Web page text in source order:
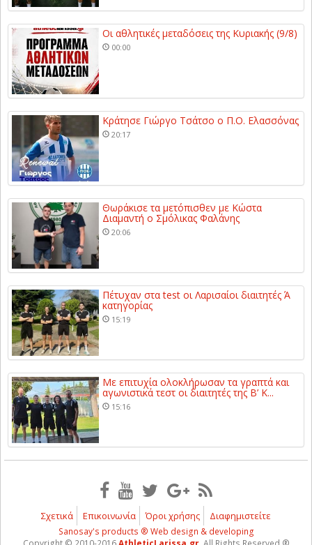
Οι αθλητικές μεταδόσεις της Κυριακής (9/8)
00:00
Κράτησε Γιώργο Τσάτσο ο Π.Ο. Ελασσόνας
20:17
Θωράκισε τα μετόπισθεν με Κώστα
Διαμαντή ο Σμόλικας Φαλάνης
20:06
Πέτυχαν στα test οι Λαρισαίοι διαιτητές Ά
κατηγορίας
15:19
Με επιτυχία ολοκλήρωσαν τα γραπτά και
αγωνιστικά τεστ οι διαιτητές της Β’ Κ...
15:16
Σχετικά Επικοινωνία Όροι χρήσης Διαφημιστείτε
Sanosay's products ® Web design & developing